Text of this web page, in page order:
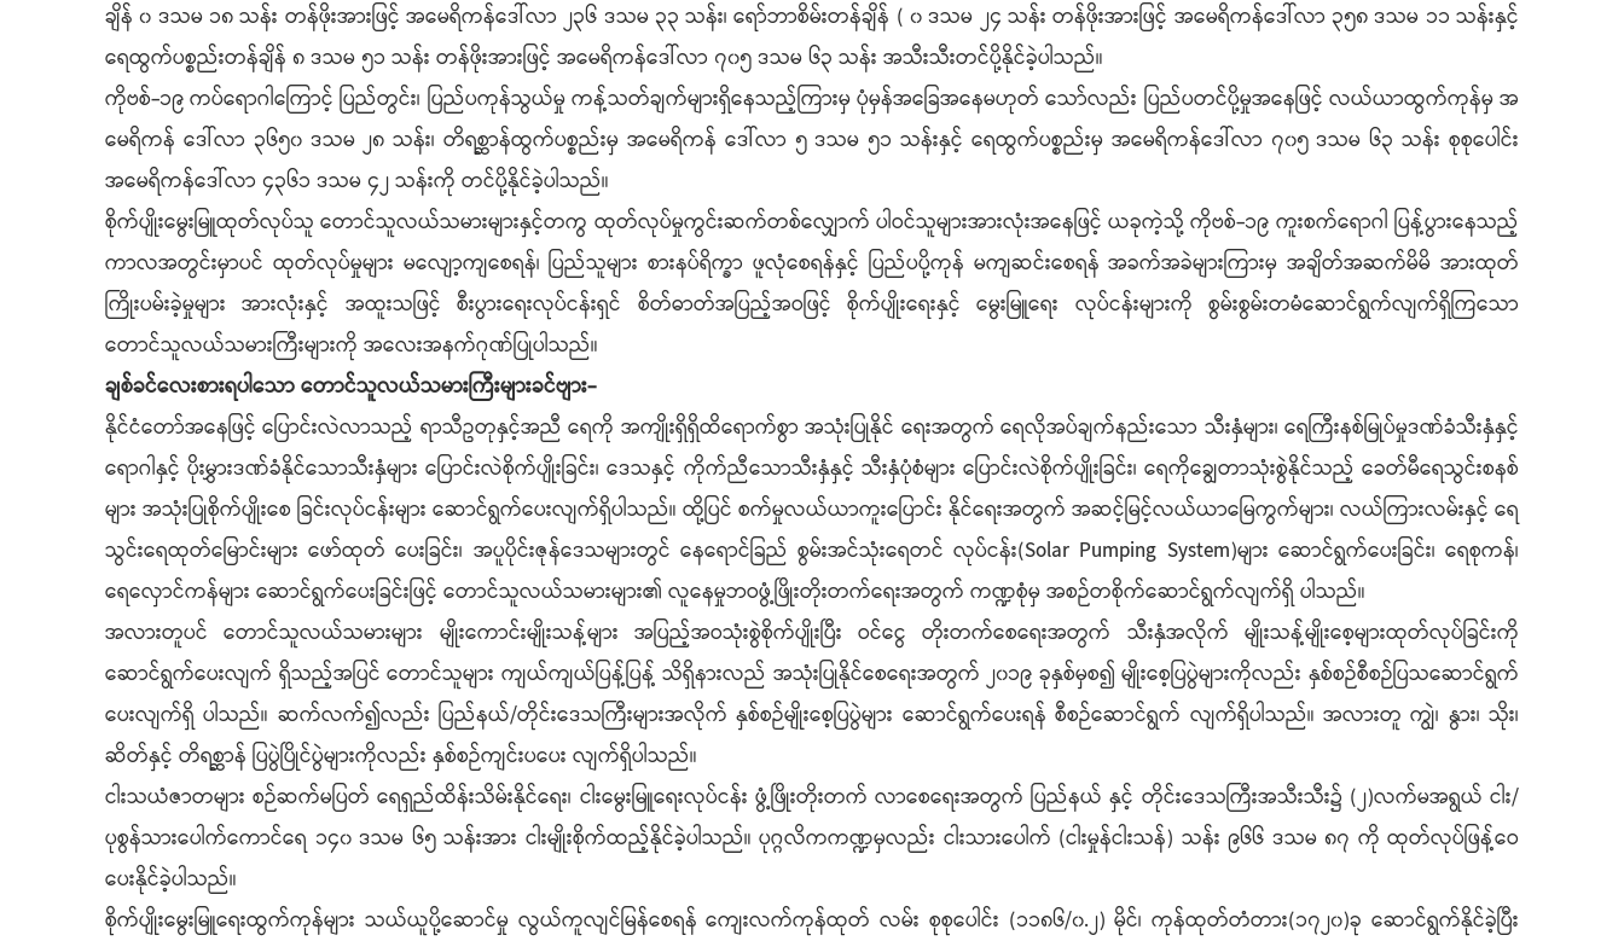
ချိန် ၀ ဒသမ ၁၈ သန်း တန်ဖိုးအားဖြင့် အမေရိကန်ဒေါ်လာ ၂၃၆ ဒသမ ၃၃ သန်း၊ ရော်ဘာစိမ်းတန်ချိန် ( ၀ ဒသမ ၂၄ သန်း တန်ဖိုးအားဖြင့် အမေရိကန်ဒေါ်လာ ၃၅၈ ဒသမ ၁၁ သန်းနှင့်
ရေထွက်ပစ္စည်းတန်ချိန် ၈ ဒသမ ၅၁ သန်း တန်ဖိုးအားဖြင့် အမေရိကန်ဒေါ်လာ ၇၀၅ ဒသမ ၆၃ သန်း အသီးသီးတင်ပို့နိုင်ခဲ့ပါသည်။
ကိုဗစ်-၁၉ ကပ်ရောဂါကြောင့် ပြည်တွင်း၊ ပြည်ပကုန်သွယ်မှု ကန့်သတ်ချက်များရှိနေသည့်ကြားမှ ပုံမှန်အခြေအနေမဟုတ် သော်လည်း ပြည်ပတင်ပို့မှုအနေဖြင့် လယ်ယာထွက်ကုန်မှ အ
မေရိကန် ဒေါ်လာ ၃၆၅၀ ဒသမ ၂၈ သန်း၊ တိရစ္ဆာန်ထွက်ပစ္စည်းမှ အမေရိကန် ဒေါ်လာ ၅ ဒသမ ၅၁ သန်းနှင့် ရေထွက်ပစ္စည်းမှ အမေရိကန်ဒေါ်လာ ၇၀၅ ဒသမ ၆၃ သန်း စုစုပေါင်း
အမေရိကန်ဒေါ်လာ ၄၃၆၁ ဒသမ ၄၂ သန်းကို တင်ပို့နိုင်ခဲ့ပါသည်။
စိုက်ပျိုးမွေးမြူထုတ်လုပ်သူ တောင်သူလယ်သမားများနှင့်တကွ ထုတ်လုပ်မှုကွင်းဆက်တစ်လျှောက် ပါဝင်သူများအားလုံးအနေဖြင့် ယခုကဲ့သို့ ကိုဗစ်-၁၉ ကူးစက်ရောဂါ ပြန့်ပွားနေသည့်
ကာလအတွင်းမှာပင် ထုတ်လုပ်မှုများ မလျော့ကျစေရန်၊ ပြည်သူများ စားနပ်ရိက္ခာ ဖူလုံစေရန်နှင့် ပြည်ပပို့ကုန် မကျဆင်းစေရန် အခက်အခဲများကြားမှ အချိတ်အဆက်မိမိ အားထုတ်
ကြိုးပမ်းခဲ့မှုများ အားလုံးနှင့် အထူးသဖြင့် စီးပွားရေးလုပ်ငန်းရှင် စိတ်ဓာတ်အပြည့်အဝဖြင့် စိုက်ပျိုးရေးနှင့် မွေးမြူရေး လုပ်ငန်းများကို စွမ်းစွမ်းတမံဆောင်ရွက်လျက်ရှိကြသော
တောင်သူလယ်သမားကြီးများကို အလေးအနက်ဂုဏ်ပြုပါသည်။
ချစ်ခင်လေးစားရပါသော တောင်သူလယ်သမားကြီးများခင်ဗျား-
နိုင်ငံတော်အနေဖြင့် ပြောင်းလဲလာသည့် ရာသီဥတုနှင့်အညီ ရေကို အကျိုးရှိရှိထိရောက်စွာ အသုံးပြုနိုင် ရေးအတွက် ရေလိုအပ်ချက်နည်းသော သီးနှံများ၊ ရေကြီးနစ်မြုပ်မှုဒဏ်ခံသီးနှံနှင့်
ရောဂါနှင့် ပိုးမွှားဒဏ်ခံနိုင်သောသီးနှံများ ပြောင်းလဲစိုက်ပျိုးခြင်း၊ ဒေသနှင့် ကိုက်ညီသောသီးနှံနှင့် သီးနှံပုံစံများ ပြောင်းလဲစိုက်ပျိုးခြင်း၊ ရေကိုချွေတာသုံးစွဲနိုင်သည့် ခေတ်မီရေသွင်းစနစ်
များ အသုံးပြုစိုက်ပျိုးစေ ခြင်းလုပ်ငန်းများ ဆောင်ရွက်ပေးလျက်ရှိပါသည်။ ထို့ပြင် စက်မှုလယ်ယာကူးပြောင်း နိုင်ရေးအတွက် အဆင့်မြင့်လယ်ယာမြေကွက်များ၊ လယ်ကြားလမ်းနှင့် ရေ
သွင်းရေထုတ်မြောင်းများ ဖော်ထုတ် ပေးခြင်း၊ အပူပိုင်းဇုန်ဒေသများတွင် နေရောင်ခြည် စွမ်းအင်သုံးရေတင် လုပ်ငန်း(Solar Pumping System)များ ဆောင်ရွက်ပေးခြင်း၊ ရေစုကန်၊
ရေလှောင်ကန်များ ဆောင်ရွက်ပေးခြင်းဖြင့် တောင်သူလယ်သမားများ၏ လူနေမှုဘဝဖွံ့ဖြိုးတိုးတက်ရေးအတွက် ကဏ္ဍစုံမှ အစဉ်တစိုက်ဆောင်ရွက်လျက်ရှိ ပါသည်။
အလားတူပင် တောင်သူလယ်သမားများ မျိုးကောင်းမျိုးသန့်များ အပြည့်အဝသုံးစွဲစိုက်ပျိုးပြီး ဝင်ငွေ တိုးတက်စေရေးအတွက် သီးနှံအလိုက် မျိုးသန့်မျိုးစေ့များထုတ်လုပ်ခြင်းကို
ဆောင်ရွက်ပေးလျက် ရှိသည့်အပြင် တောင်သူများ ကျယ်ကျယ်ပြန့်ပြန့် သိရှိနားလည် အသုံးပြုနိုင်စေရေးအတွက် ၂၀၁၉ ခုနှစ်မှစ၍ မျိုးစေ့ပြပွဲများကိုလည်း နှစ်စဉ်စီစဉ်ပြသဆောင်ရွက်
ပေးလျက်ရှိ ပါသည်။ ဆက်လက်၍လည်း ပြည်နယ်/တိုင်းဒေသကြီးများအလိုက် နှစ်စဉ်မျိုးစေ့ပြပွဲများ ဆောင်ရွက်ပေးရန် စီစဉ်ဆောင်ရွက် လျက်ရှိပါသည်။ အလားတူ ကျွဲ၊ နွား၊ သိုး၊
ဆိတ်နှင့် တိရစ္ဆာန် ပြပွဲပြိုင်ပွဲများကိုလည်း နှစ်စဉ်ကျင်းပပေး လျက်ရှိပါသည်။
ငါးသယံဇာတများ စဉ်ဆက်မပြတ် ရေရှည်ထိန်းသိမ်းနိုင်ရေး၊ ငါးမွေးမြူရေးလုပ်ငန်း ဖွံ့ဖြိုးတိုးတက် လာစေရေးအတွက် ပြည်နယ် နှင့် တိုင်းဒေသကြီးအသီးသီး၌ (၂)လက်မအရွယ် ငါး/
ပုစွန်သားပေါက်ကောင်ရေ ၁၄၀ ဒသမ ၆၅ သန်းအား ငါးမျိုးစိုက်ထည့်နိုင်ခဲ့ပါသည်။ ပုဂ္ဂလိကကဏ္ဍမှလည်း ငါးသားပေါက် (ငါးမှုန်ငါးသန်) သန်း ၉၆၆ ဒသမ ၈၇ ကို ထုတ်လုပ်ဖြန့်ဝေ
ပေးနိုင်ခဲ့ပါသည်။
စိုက်ပျိုးမွေးမြူရေးထွက်ကုန်များ သယ်ယူပို့ဆောင်မှု လွယ်ကူလျင်မြန်စေရန် ကျေးလက်ကုန်ထုတ် လမ်း စုစုပေါင်း (၁၁၈၆/၀.၂) မိုင်၊ ကုန်ထုတ်တံတား(၁၇၂၀)ခု ဆောင်ရွက်နိုင်ခဲ့ပြီး